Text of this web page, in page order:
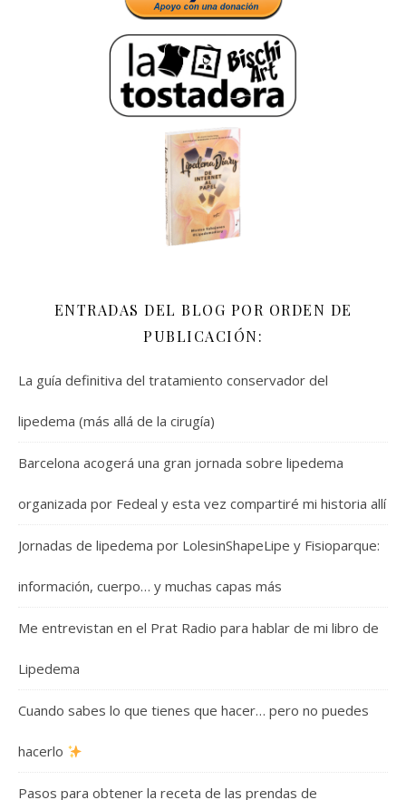
ENTRADAS DEL BLOG POR ORDEN DE
PUBLICACIÓN:
La guía definitiva del tratamiento conservador del
lipedema (más allá de la cirugía)
Barcelona acogerá una gran jornada sobre lipedema
organizada por Fedeal y esta vez compartiré mi historia allí
Jornadas de lipedema por LolesinShapeLipe y Fisioparque:
información, cuerpo… y muchas capas más
Me entrevistan en el Prat Radio para hablar de mi libro de
Lipedema
Cuando sabes lo que tienes que hacer… pero no puedes
hacerlo
Pasos para obtener la receta de las prendas de